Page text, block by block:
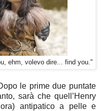
ehm, volevo dire... find you."
le prime due puntate
sarà che quell’Henry
antipatico a pelle e